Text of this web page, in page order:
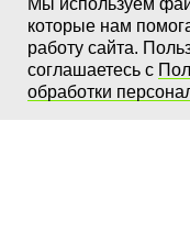
Мы используем
которые нам
работу сайта.
соглашаетесь с
обработки